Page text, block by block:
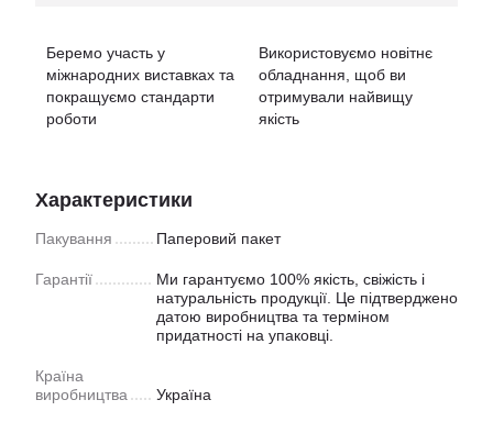
Беремо участь у
міжнародних виставках та
покращуємо стандарти
роботи
Використовуємо новітнє
обладнання, щоб ви
отримували найвищу
якість
Характеристики
Пакування Паперовий пакет
Гарантії
Ми гарантуємо 100% якість, свіжість і
натуральність продукції. Це підтверджено
датою виробництва та терміном
придатності на упаковці.
Країна
виробництва
Україна